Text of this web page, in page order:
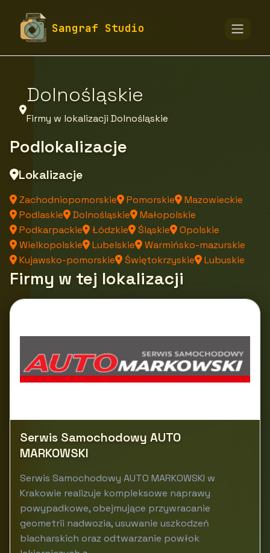
Sangraf Studio
fototapety-sangraf.pl
Firmy z województwa Dolnośląskiego
Dolnośląskie
Firmy w lokalizacji Dolnośląskie
Podlokalizacje
Lokalizacje
Zachodniopomorskie Pomorskie
Mazowieckie
Podlaskie
Dolnośląskie
Małopolskie
Podkarpackie
Łódzkie Śląskie
Opolskie
Wielkopolskie
Lubelskie
Warmińsko-mazurskie
Kujawsko-pomorskie
Świętokrzyskie Lubuskie
Firmy w tej lokalizacji
Serwis Samochodowy AUTO
MARKOWSKI
Serwis Samochodowy AUTO MARKOWSKI w
Krakowie realizuje kompleksowe naprawy
powypadkowe, obejmujące przywracanie
geometrii nadwozia, usuwanie uszkodzeń
blacharskich oraz odtwarzanie powłok